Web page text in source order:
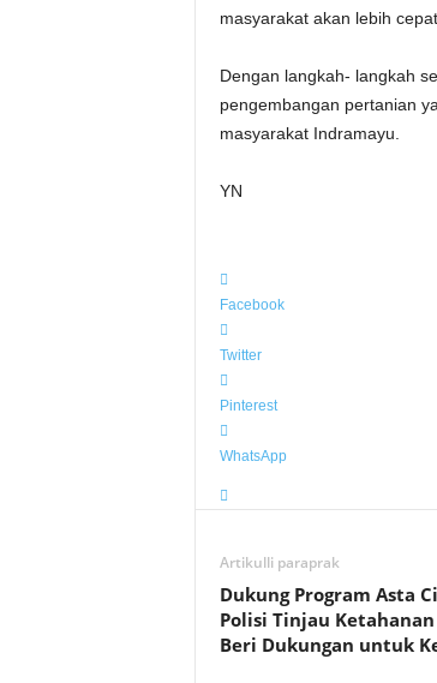
masyarakat akan lebih
Dengan langkah- langkah
pengembangan pertanian
masyarakat Indramayu.
YN
Facebook
Twitter
Pinterest
WhatsApp
Artikulli paraprak
Dukung Program Asta
Polisi Tinjau
Beri Dukungan untuk